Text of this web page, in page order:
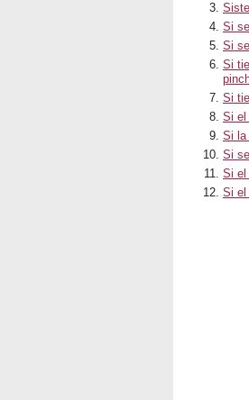
Si
Si
Si
Si
Si el
Si la
Si
Si el
Si el